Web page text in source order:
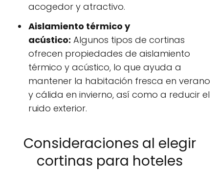
acogedor y atractivo.
Aislamiento térmico y
acústico: Algunos tipos de cortinas
ofrecen propiedades de aislamiento
térmico y acústico, lo que ayuda a
mantener la habitación fresca en verano
y cálida en invierno, así como a reducir el
ruido exterior.
Consideraciones al elegir
cortinas para hoteles